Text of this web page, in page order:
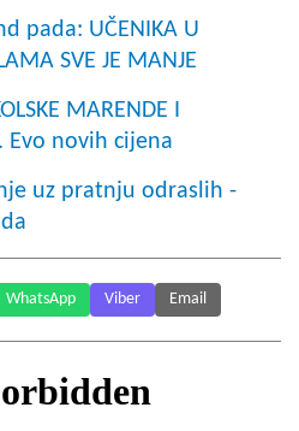
pada: UČENIKA U
SVE JE MANJE
MARENDE I
Evo novih cijena
uz pratnju odraslih -
WhatsApp Viber Email